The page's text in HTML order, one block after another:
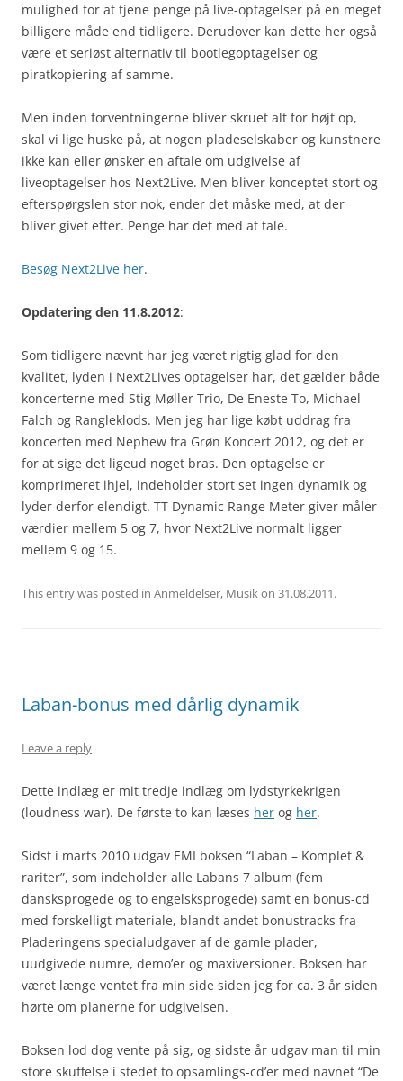
mulighed for at tjene penge på live-optagelser på en meget
billigere måde end tidligere. Derudover kan dette her også
være et seriøst alternativ til bootlegoptagelser og
piratkopiering af samme.
Men inden forventningerne bliver skruet alt for højt op,
skal vi lige huske på, at nogen pladeselskaber og kunstnere
ikke kan eller ønsker en aftale om udgivelse af
liveoptagelser hos Next2Live. Men bliver konceptet stort og
efterspørgslen stor nok, ender det måske med, at der
bliver givet efter. Penge har det med at tale.
Besøg Next2Live her.
Opdatering den 11.8.2012:
Som tidligere nævnt har jeg været rigtig glad for den
kvalitet, lyden i Next2Lives optagelser har, det gælder både
koncerterne med Stig Møller Trio, De Eneste To, Michael
Falch og Rangleklods. Men jeg har lige købt uddrag fra
koncerten med Nephew fra Grøn Koncert 2012, og det er
for at sige det ligeud noget bras. Den optagelse er
komprimeret ihjel, indeholder stort set ingen dynamik og
lyder derfor elendigt. TT Dynamic Range Meter giver måler
værdier mellem 5 og 7, hvor Next2Live normalt ligger
mellem 9 og 15.
This entry was posted in Anmeldelser, Musikon 31.08.2011.
Laban-bonus med dårlig dynamik
Leave a reply
Dette indlæg er mit tredje indlæg om lydstyrkekrigen
(loudness war). De første to kan læses her og her.
Sidst i marts 2010 udgav EMI boksen “Laban – Komplet &
rariter”, som indeholder alle Labans 7 album (fem
dansksprogede og to engelsksprogede) samt en bonus-cd
med forskelligt materiale, blandt andet bonustracks fra
Pladeringens specialudgaver af de gamle plader,
uudgivede numre, demo’er og maxiversioner. Boksen har
været længe ventet fra min side siden jeg for ca. 3 år siden
hørte om planerne for udgivelsen.
Boksen lod dog vente på sig, og sidste år udgav man til min
store skuffelse i stedet to opsamlings-cd’er med navnet “De